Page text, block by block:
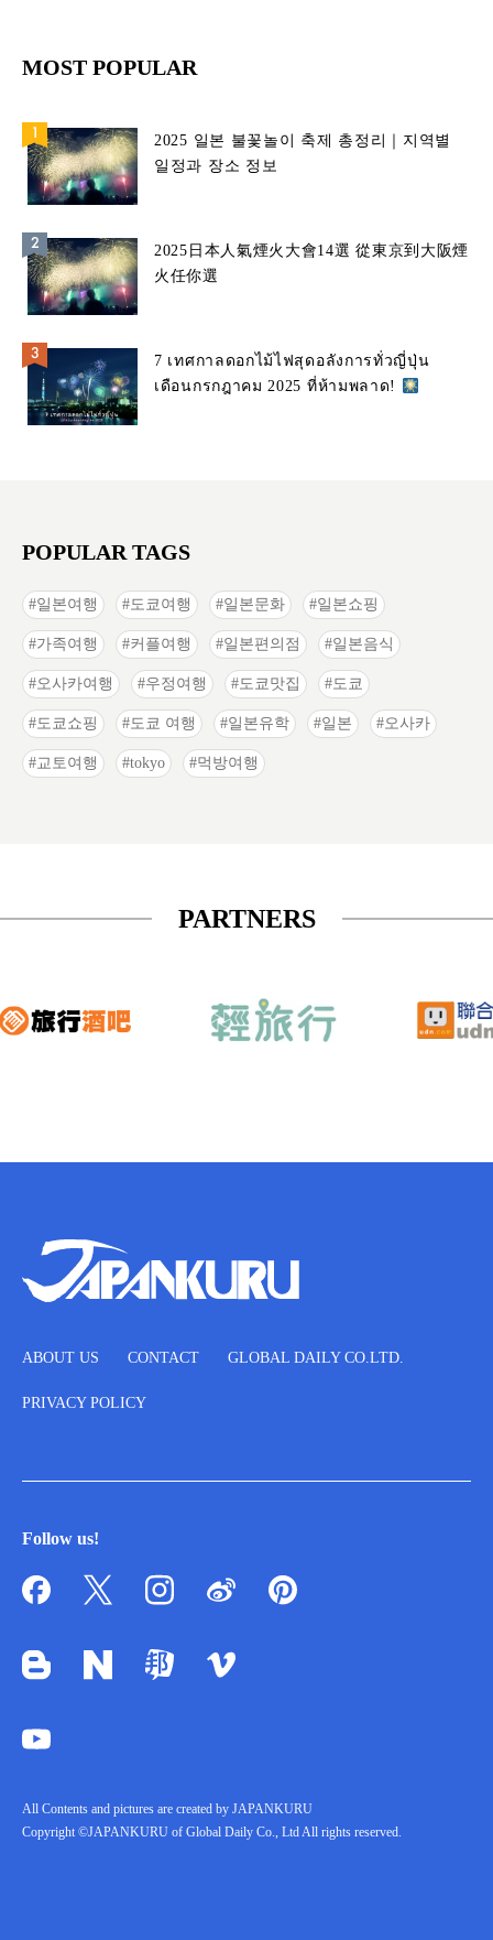
MOST POPULAR
2025 일본 불꽃놀이 축제 총정리｜지역별
일정과 장소 정보
2025日本人氣煙火大會14選 從東京到大阪煙
火任你選
7 เทศกาลดอกไม้ไฟสุดอลังการทั่วญี่ปุ่น
เดือนกรกฎาคม 2025 ที่ห้ามพลาด!
POPULAR TAGS
일본여행 도쿄여행 일본문화 일본쇼핑
가족여행 커플여행 일본편의점 일본음식
오사카여행 우정여행 도쿄맛집 도쿄
도쿄쇼핑 도쿄 여행 일본유학 일본 오사카
교토여행 tokyo 먹방여행
PARTNERS
ABOUT US CONTACT GLOBAL DAILY CO.LTD.
PRIVACY POLICY
Follow us!
All Contents and pictures are created by JAPANKURU
Copyright ©JAPANKURU of Global Daily Co., Ltd All rights reserved.